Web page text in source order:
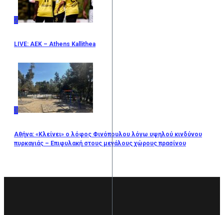
2
LIVE: ΑΕΚ – Athens Kallithea
3
Αθήνα: «Κλείνει» ο λόφος Φινόπουλου λόγω υψηλού κινδύνου
πυρκαγιάς – Επιφυλακή στους μεγάλους χώρους πρασίνου